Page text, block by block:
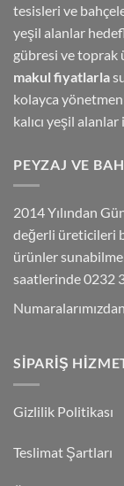
tesisleri ve
yeşil alanlar
gübresi ve toprak
makul fiyatlarla
kolayca
kalıcı yeşil
PEYZAJ VE
2014 Yılından
değerli üreticileri
ürünler
saatlerinde 0232
SIPARIŞ
Gizlilik Politikası
Teslimat Şartları